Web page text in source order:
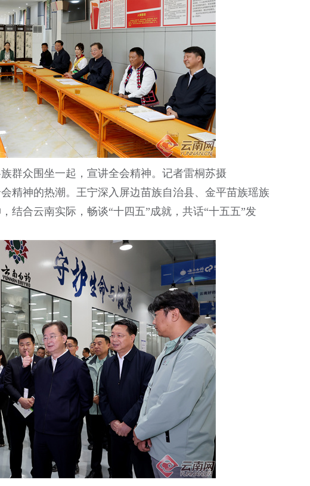
群众围坐一起，宣讲全会精神。记者雷桐苏摄
精神的热潮。王宁深入屏边苗族自治县、金平苗族瑶族
结合云南实际，畅谈“十四五”成就，共话“十五五”发